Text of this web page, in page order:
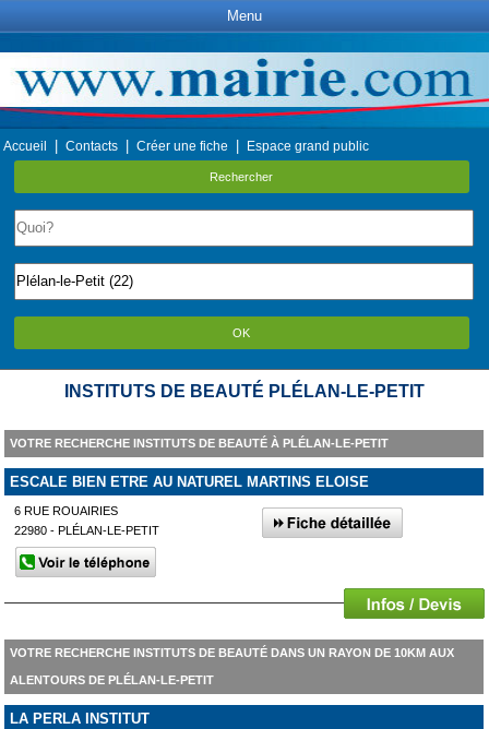
Menu
Accueil Contacts Créer une fiche Espace grand public
Rechercher
OK
INSTITUTS DE BEAUTÉ PLÉLAN-LE-PETIT
VOTRE RECHERCHE INSTITUTS DE BEAUTÉ À PLÉLAN-LE-PETIT
ESCALE BIEN ETRE AU NATUREL MARTINS ELOISE
6 RUE ROUAIRIES
22980 - PLÉLAN-LE-PETIT
VOTRE RECHERCHE INSTITUTS DE BEAUTÉ DANS UN RAYON DE 10KM AUX
ALENTOURS DE PLÉLAN-LE-PETIT
LA PERLA INSTITUT